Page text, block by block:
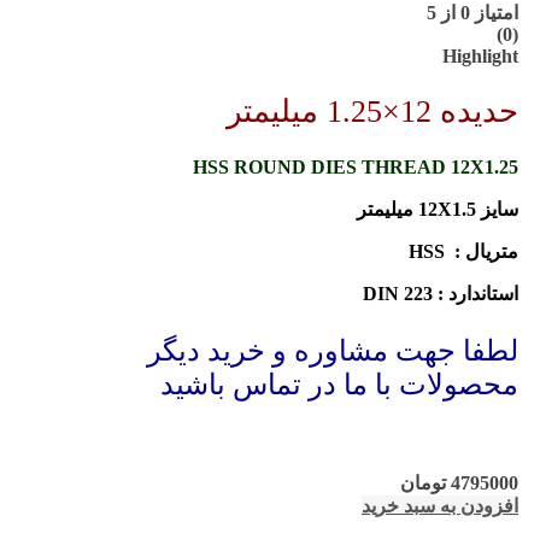
امتیاز 0 از 5
(0)
Highlight
حدیده 12×1.25 میلیمتر
HSS ROUND DIES THREAD 12X1.25
سایز 12X1.5 میلیمتر
متریال : HSS
استاندارد : DIN 223
لطفا جهت مشاوره و خرید دیگر
محصولات با ما در تماس باشید
4795000 تومان
افزودن به سبد خرید